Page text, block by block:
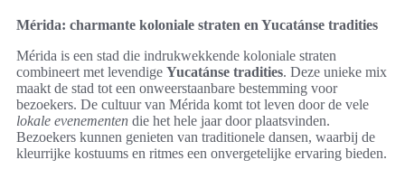
Mérida: charmante koloniale straten en Yucatánse tradities
Mérida is een stad die indrukwekkende koloniale straten
combineert met levendige Yucatánse tradities. Deze unieke mix
maakt de stad tot een onweerstaanbare bestemming voor
bezoekers. De cultuur van Mérida komt tot leven door de vele
lokale evenementen die het hele jaar door plaatsvinden.
Bezoekers kunnen genieten van traditionele dansen, waarbij de
kleurrijke kostuums en ritmes een onvergetelijke ervaring bieden.